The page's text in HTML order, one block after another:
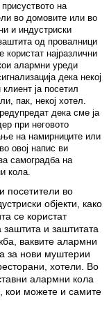
на
во домовите или во
и индустриски
од провалници
користат најразлични
алармни уреди
дека некој
ја посетил
пак, некој хотел.
дека сме ја
при неговото
на намирниците или
овој напис ви
самоградба на
кола.
посетители во
објек­ти, како
се користат
и заштитата
ваквите алармни
за нови муштерии
хотели. Во
алармни кола
кои можете и самите